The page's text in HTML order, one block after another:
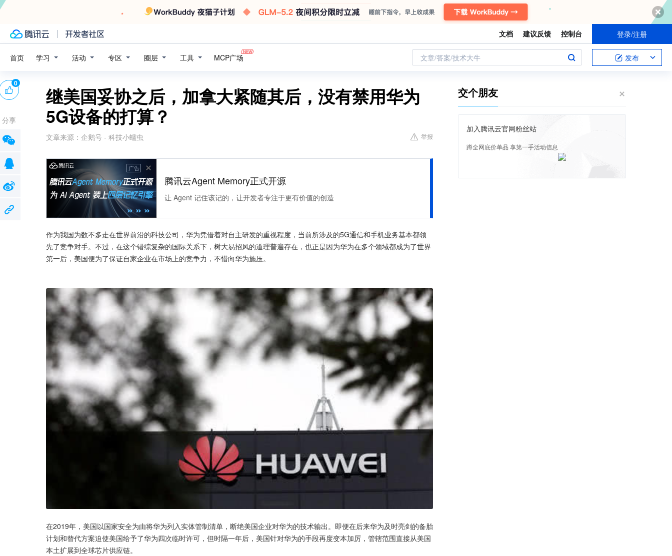
文档 建议反馈 控制台 登录/注册
首页 学习 活动 专区 圈层 工具 MCP广场 文章/答案/技术大牛 发布
继美国妥协之后，加拿大紧随其后，没有禁用华为
5G设备的打算？
文章来源： 企鹅号 - 科技小蠕虫 举报
广告
腾讯云Agent Memory正式开源
让 Agent 记住该记的，让开发者专注于更有价值的创造
作为我国为数不多走在世界前沿的科技公司，华为凭借着对自主研发的重视程度，当前所涉及的5G通信和手机业务基本都领
先了竞争对手。不过，在这个错综复杂的国际关系下，树大易招风的道理普遍存在，也正是因为华为在多个领域都成为了世界
第一后，美国便为了保证自家企业在市场上的竞争力，不惜向华为施压。
在2019年，美国以国家安全为由将华为列入实体管制清单，断绝美国企业对华为的技术输出。即便在后来华为及时亮剑的备胎
计划和替代方案迫使美国给予了华为四次临时许可，但时隔一年后，美国针对华为的手段再度变本加厉，管辖范围直接从美国
本土扩展到全球芯片供应链。
0
分享
交个朋友
加入腾讯云官网粉丝站
蹲全网底价单品 享第一手活动信息